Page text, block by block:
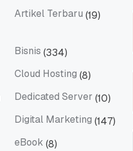
Artikel Terbaru (19)
Bisnis (334)
Cloud Hosting (8)
Dedicated Server (10)
Digital Marketing (147)
eBook (8)